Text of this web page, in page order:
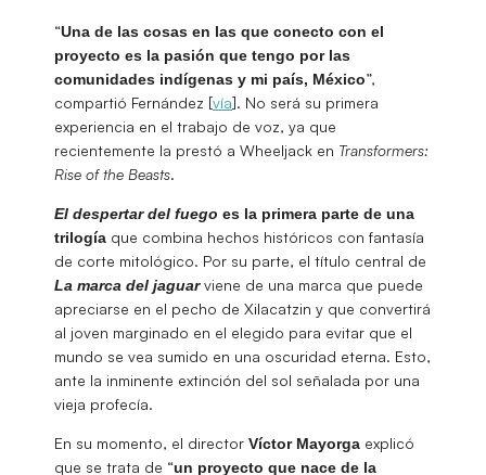
“Una de las cosas en las que conecto con el
proyecto es la pasión que tengo por las
comunidades indígenas y mi país, México”,
compartió Fernández [vía]. No será su primera
experiencia en el trabajo de voz, ya que
recientemente la prestó a Wheeljack en Transformers:
Rise of the Beasts.
El despertar del fuego es la primera parte de una
trilogía que combina hechos históricos con fantasía
de corte mitológico. Por su parte, el título central de
La marca del jaguar viene de una marca que puede
apreciarse en el pecho de Xilacatzin y que convertirá
al joven marginado en el elegido para evitar que el
mundo se vea sumido en una oscuridad eterna. Esto,
ante la inminente extinción del sol señalada por una
vieja profecía.
En su momento, el director Víctor Mayorga explicó
que se trata de “un proyecto que nace de la